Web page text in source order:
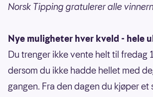
Norsk Tipping gratulerer alle
Nye muligheter hver kveld - hele
Du trenger ikke vente helt til fredag
dersom du ikke hadde hellet med
gangen. Fra den dagen du kjøper et